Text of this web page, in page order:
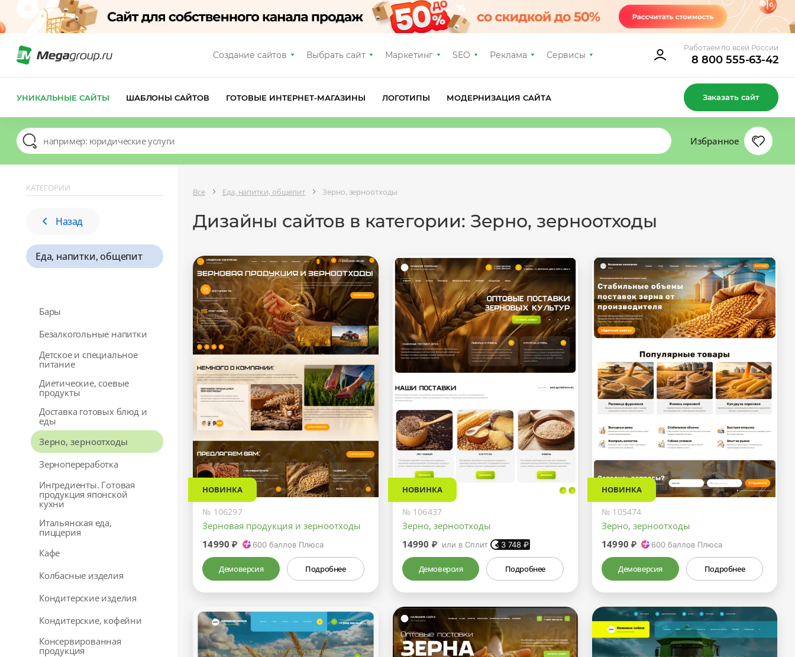
Создание сайтов Выбрать сайт Маркетинг SEO Реклама Сервисы
Работаем по всей России
8 800 555-63-42
УНИКАЛЬНЫЕ САЙТЫ ШАБЛОНЫ САЙТОВ ГОТОВЫЕ ИНТЕРНЕТ-МАГАЗИНЫ ЛОГОТИПЫ МОДЕРНИЗАЦИЯ САЙТА Заказать сайт
Избранное
КАТЕГОРИИ
Назад
Еда, напитки, общепит
Бары
Безалкогольные напитки
Детское и специальное
питание
Диетические, соевые
продукты
Доставка готовых блюд и
еды
Зерно, зерноотходы
Зернопереработка
Ингредиенты. Готовая
продукция японской
кухни
Итальянская еда,
пиццерия
Кафе
Колбасные изделия
Кондитерские изделия
Кондитерские, кофейни
Консервированная
продукция
Все Еда, напитки, общепит Зерно, зерноотходы
Дизайны сайтов в категории: Зерно, зерноотходы
НОВИНКА
№ 106297
Зерновая продукция и зерноотходы
14990 ₽
600баллов Плюса
Демоверсия Подробнее
НОВИНКА
№ 106437
Зерно, зерноотходы
14990 ₽ или в Сплит 3 748 ₽
Демоверсия Подробнее
НОВИНКА
№ 105474
Зерно, зерноотходы
14990 ₽
600 баллов Плюса
Демоверсия Подробнее